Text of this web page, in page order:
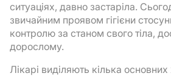
ситуаціях, давно застаріла.
звичайним проявом гігієни
контролю за станом свого тіла,
дорослому.
Лікарі виділяють кілька